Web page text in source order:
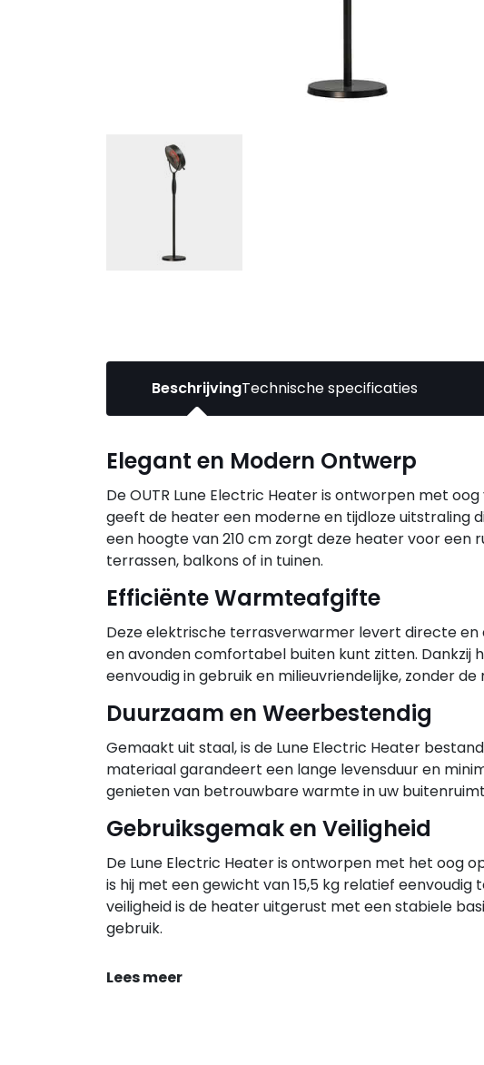
BeschrijvingTechnische specificaties
Elegant en Modern Ontwerp
De OUTR Lune Electric Heater is ontworpen met
geeft de heater een moderne en tijdloze uitstraling
een hoogte van 210 cm zorgt deze heater voor
terrassen, balkons of in tuinen.
Efficiënte Warmteafgifte
Deze elektrische terrasverwarmer levert directe
en avonden comfortabel buiten kunt zitten.
eenvoudig in gebruik en milieuvriendelijke, zonder de
Duurzaam en Weerbestendig
Gemaakt uit staal, is de Lune Electric Heater
materiaal garandeert een lange levensduur en
genieten van betrouwbare warmte in uw
Gebruiksgemak en Veiligheid
De Lune Electric Heater is ontworpen met het oog
is hij met een gewicht van 15,5 kg relatief
veiligheid is de heater uitgerust met een stabiele
gebruik.
Lees meer